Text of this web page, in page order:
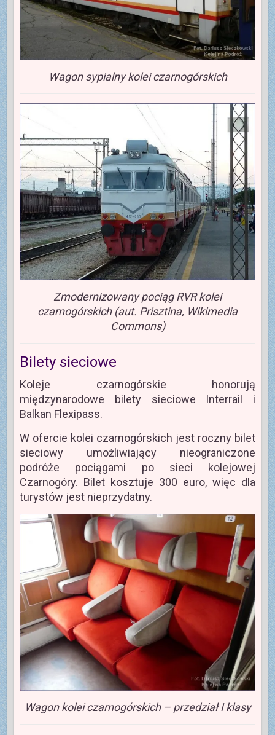
Wagon sypialny kolei czarnogórskich
Zmodernizowany pociąg RVR kolei
czarnogórskich (aut. Prisztina, Wikimedia
Commons)
Bilety sieciowe
Koleje czarnogórskie honorują
międzynarodowe bilety sieciowe Interrail i
Balkan Flexipass.
W ofercie kolei czarnogórskich jest roczny bilet
sieciowy umożliwiający nieograniczone
podróże pociągami po sieci kolejowej
Czarnogóry. Bilet kosztuje 300 euro, więc dla
turystów jest nieprzydatny.
Wagon kolei czarnogórskich – przedział I klasy